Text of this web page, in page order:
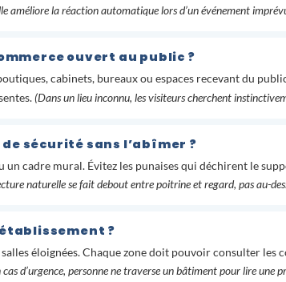
améliore la réaction automatique lors d’un événement
ouvert au public ?
cabinets, bureaux ou espaces recevant du
(Dans un lieu inconnu, les visiteurs cherchent
sécurité sans l’abîmer ?
cadre mural. Évitez les punaises qui déchirent le
naturelle se fait debout entre poitrine et regard, pas au-
?
éloignées. Chaque zone doit pouvoir consulter les
cas d’urgence, personne ne traverse un bâtiment pour lire une